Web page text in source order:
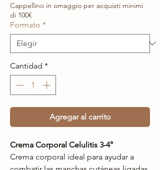
Cappellino in omaggio per acquisti minimi
di 100€
Formato *
Cantidad *
Agregar al carrito
Crema Corporal Celulitis 3-4°
Crema corporal ideal para ayudar a